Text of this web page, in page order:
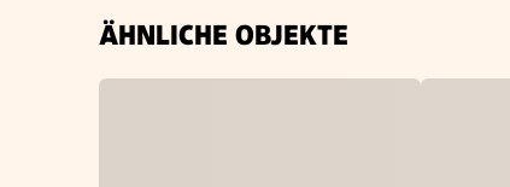
ÄHNLICHE OBJEKTE